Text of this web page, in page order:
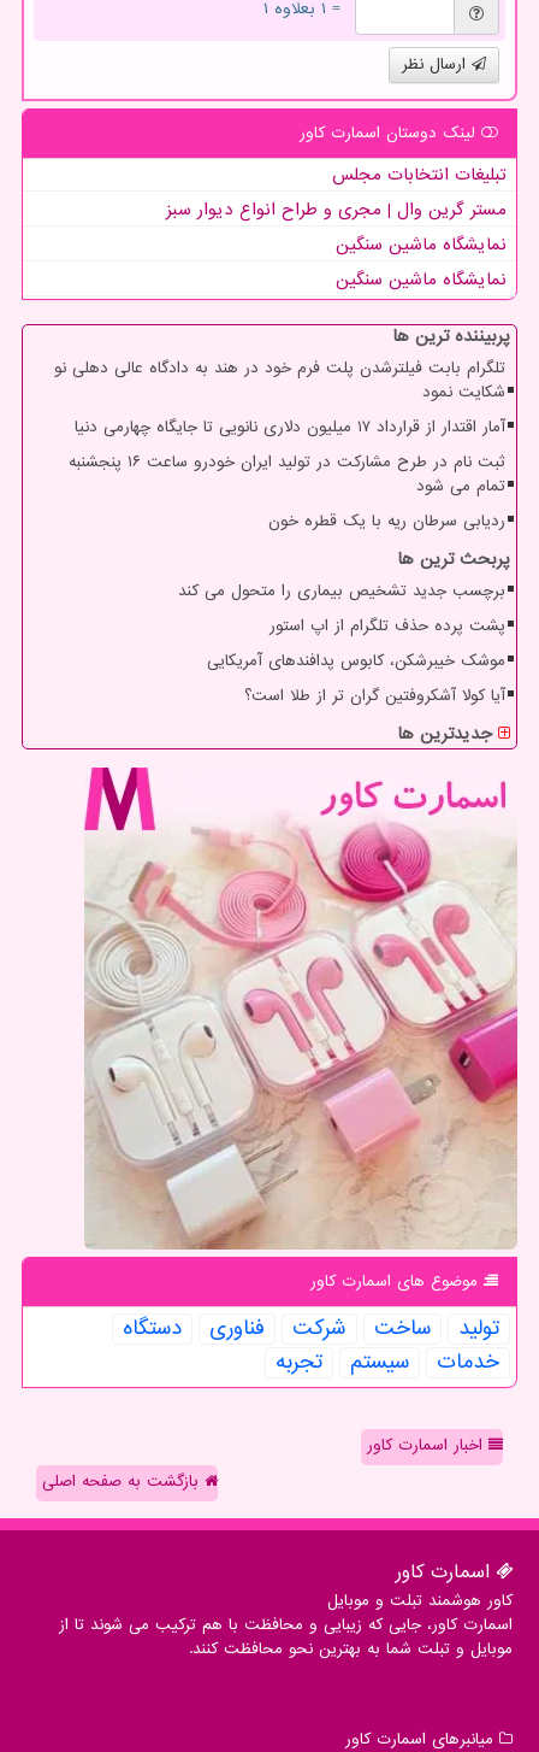
= ۱ بعلاوه ۱
ارسال نظر
لینک دوستان اسمارت كاور
تبلیغات انتخابات مجلس
مستر گرین وال | مجری و طراح انواع دیوار سبز
نمایشگاه ماشین سنگین
نمایشگاه ماشین سنگین
پربیننده ترین ها
تلگرام بابت فیلترشدن پلت فرم خود در هند به دادگاه عالی دهلی نو
شکایت نمود
آمار اقتدار از قرارداد ۱۷ میلیون دلاری نانویی تا جایگاه چهارمی دنیا
ثبت نام در طرح مشارکت در تولید ایران خودرو ساعت ۱۶ پنجشنبه
تمام می شود
ردیابی سرطان ریه با یک قطره خون
پربحث ترین ها
برچسب جدید تشخیص بیماری را متحول می کند
پشت پرده حذف تلگرام از اپ استور
موشک خیبرشکن، کابوس پدافندهای آمریکایی
آیا کولا آشکروفتین گران تر از طلا است؟
جدیدترین ها
موضوع های اسمارت كاور
تولید ساخت شركت فناوری
دستگاه
خدمات
سیستم تجربه
اخبار اسمارت کاور
بازگشت به صفحه اصلی
اسمارت كاور
کاور هوشمند تبلت و موبایل
اسمارت کاور، جایی که زیبایی و محافظت با هم ترکیب می شوند تا از
موبایل و تبلت شما به بهترین نحو محافظت کنند.
میانبرهای اسمارت كاور